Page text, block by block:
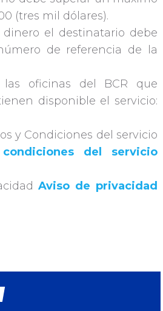
(tres mil dólares).
dinero el destinatario debe
de referencia de la
las oficinas del BCR que
disponible el servicio:
y Condiciones del servicio
del servicio
Aviso de privacidad